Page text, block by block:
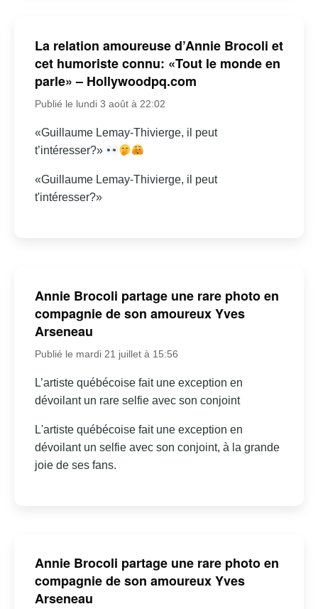
La relation amoureuse d’Annie Brocoli et
cet humoriste connu: «Tout le monde en
parle» – Hollywoodpq.com
Publié le lundi 3 août à 22:02
«Guillaume Lemay-Thivierge, il peut
t’intéresser?»
«Guillaume Lemay-Thivierge, il peut
t'intéresser?»
Annie Brocoli partage une rare photo en
compagnie de son amoureux Yves
Arseneau
Publié le mardi 21 juillet à 15:56
L’artiste québécoise fait une exception en
dévoilant un rare selfie avec son conjoint
L'artiste québécoise fait une exception en
dévoilant un selfie avec son conjoint, à la grande
joie de ses fans.
Annie Brocoli partage une rare photo en
compagnie de son amoureux Yves
Arseneau